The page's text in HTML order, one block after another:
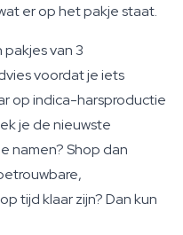
er op het pakje staat.
pakjes van 3
voordat je iets
op indica-harsproductie
je de nieuwste
namen? Shop dan
tijd klaar zijn? Dan kun